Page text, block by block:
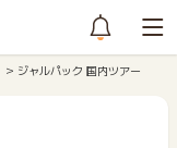
ジャルパック 国内ツアー